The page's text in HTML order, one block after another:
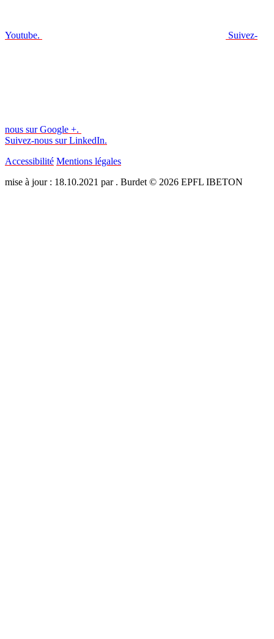
Youtube. Suivez-
nous sur Google +.
Suivez-nous sur LinkedIn.
Accessibilité Mentions légales
mise à jour : 18.10.2021 par . Burdet © 2026 EPFL IBETON